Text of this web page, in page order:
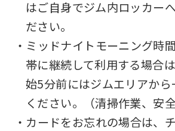
はご自身でジム内ロッカー
ださい。
・ミッドナイトモーニング時
帯に継続して利用する場合
始5分前にはジムエリアから
ください。（清掃作業、安
・カードをお忘れの場合は、